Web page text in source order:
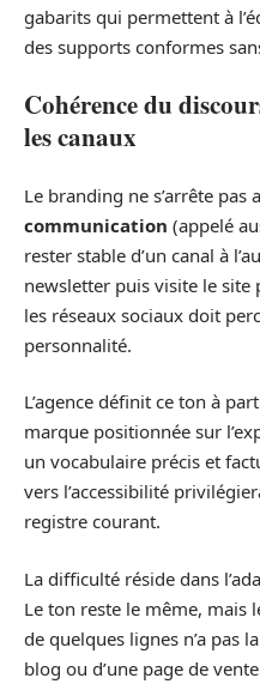
gabarits qui permettent à
des supports conformes
Cohérence du
les canaux
Le branding ne s’arrête pas
communication (appelé
rester stable d’un canal à
newsletter puis visite le
les réseaux sociaux doit
personnalité.
L’agence définit ce ton à
marque positionnée sur
un vocabulaire précis et
vers l’accessibilité
registre courant.
La difficulté réside dans
Le ton reste le même, mais
de quelques lignes n’a pas
blog ou d’une page de